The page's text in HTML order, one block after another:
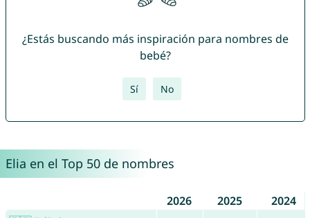
¿Estás buscando más inspiración para nombres de
bebé?
Sí No
Elia en el Top 50 de nombres
2026 2025
2024